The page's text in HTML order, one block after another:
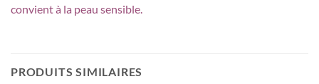
convient à la peau sensible.
PRODUITS SIMILAIRES